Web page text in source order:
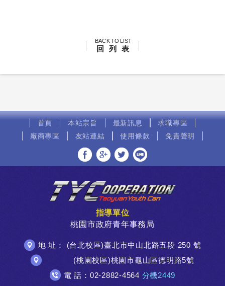
BACK TO LIST
回 列 表
首頁 本站宗旨 最新訊息
求職專區
廠商專區
友站連結 使用條款 免責聲明
分享至Facebook
分享至Google+
分享至Twitter
指導單位
桃園市政府青年事務局
地 址： (台北校區)臺北市中山北路五段 250 號
(桃園校區)桃園市龜山區德明路5號
電 話：02-2882-4564 分機2449